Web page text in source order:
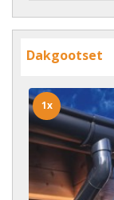
Dakgootset
1x